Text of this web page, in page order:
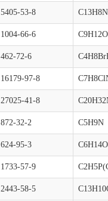
5405-53-8
1004-66-6 C9H12O
462-72-6
16179-97-8
27025-41-8
872-32-2 C5H9N
624-95-3 C6H14O
1733-57-9
2443-58-5